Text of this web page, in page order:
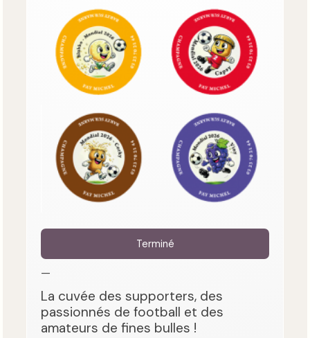
Terminé
—
La cuvée des supporters, des
passionnés de football et des
amateurs de fines bulles !